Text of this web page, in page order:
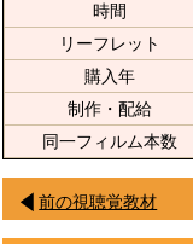
時間
リーフレット
購入年
制作・配給
同一フィルム本数
前の視聴覚教材